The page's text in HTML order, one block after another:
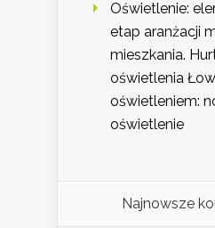
Oświetlenie:
etap aranżacji
mieszkania.
oświetlenia
oświetleniem:
oświetlenie
Najnowsze